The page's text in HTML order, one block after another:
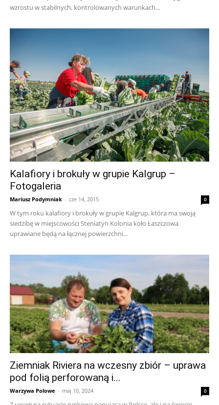
wzrostu w stabilnych, kontrolowanych warunkach...
Kalafiory i brokuły w grupie Kalgrup –
Fotogaleria
Mariusz Podymniak - cze 14, 2015 0
W tym roku kalafiory i brokuły w grupie Kalgrup, która ma swoją
siedzibę w miejscowości Steniatyn Kolonia koło Łaszczowa
uprawiane będą na łącznej powierzchni...
Ziemniak Riviera na wczesny zbiór – uprawa
pod folią perforowaną i...
Warzywa Polowe - maj 10, 2024 0